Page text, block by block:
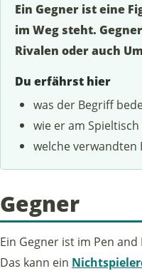
Ein Gegner ist eine
im Weg steht.
Rivalen oder auch
Du erfährst hier
was der Begriff
wie er am
welche
Gegner
Ein Gegner ist im Pen
Das kann ein